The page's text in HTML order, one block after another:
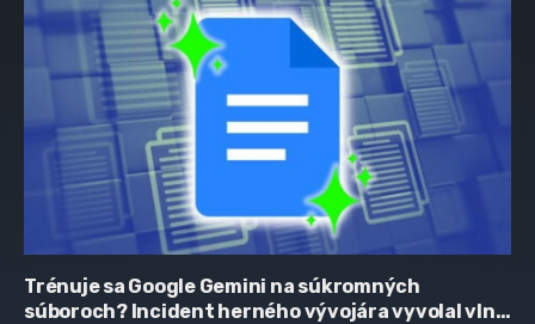
Trénuje sa Google Gemini na súkromných
súboroch? Incident herného vývojára vyvolal vlnu